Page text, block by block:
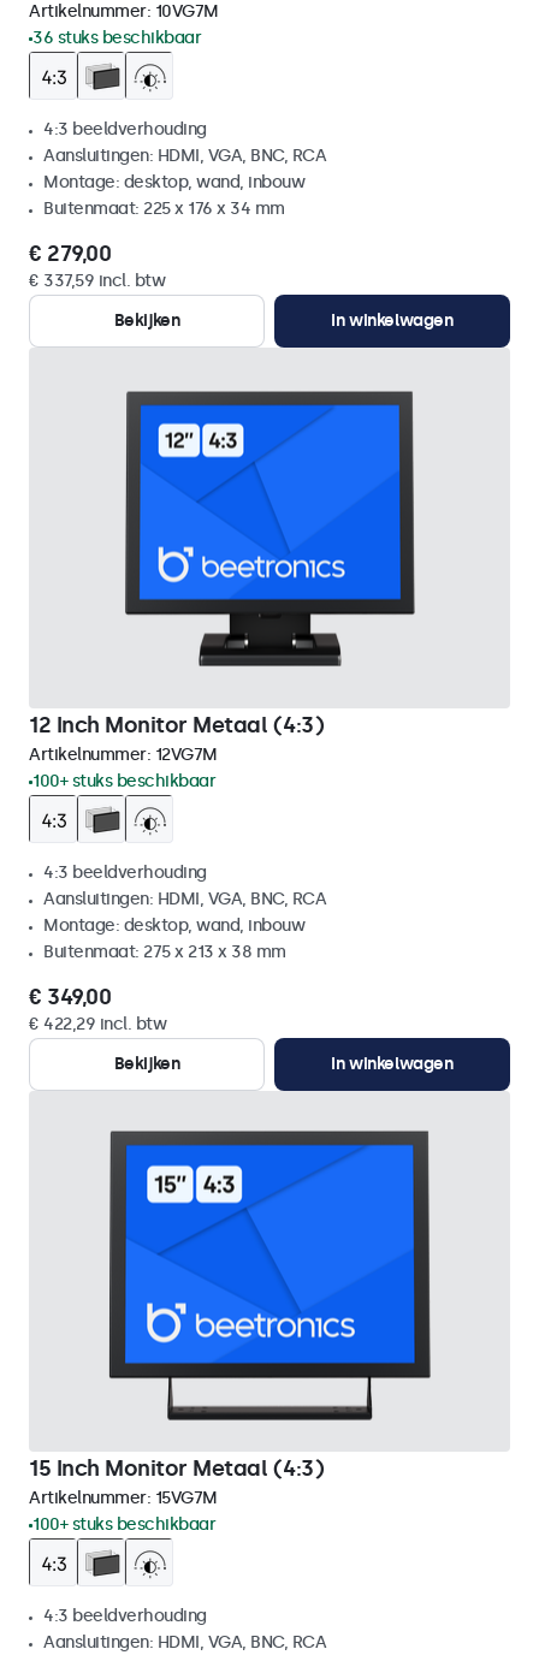
Artikelnummer: 10VG7M
36 stuks beschikbaar
4:3 beeldverhouding
Aansluitingen: HDMI, VGA, BNC, RCA
Montage: desktop, wand, inbouw
Buitenmaat: 225 x 176 x 34 mm
€ 279,00
€ 337,59 incl. btw
Bekijken
In winkelwagen
12 Inch Monitor Metaal (4:3)
Artikelnummer: 12VG7M
100+ stuks beschikbaar
4:3 beeldverhouding
Aansluitingen: HDMI, VGA, BNC, RCA
Montage: desktop, wand, inbouw
Buitenmaat: 275 x 213 x 38 mm
€ 349,00
€ 422,29 incl. btw
Bekijken
In winkelwagen
15 Inch Monitor Metaal (4:3)
Artikelnummer: 15VG7M
100+ stuks beschikbaar
4:3 beeldverhouding
Aansluitingen: HDMI, VGA, BNC, RCA